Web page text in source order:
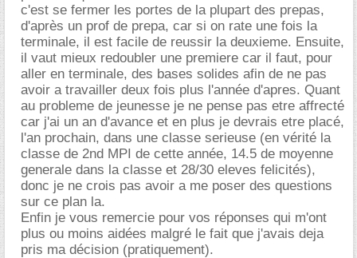
c'est se fermer les portes de la plupart des prepas,
d'après un prof de prepa, car si on rate une fois la
terminale, il est facile de reussir la deuxieme. Ensuite,
il vaut mieux redoubler une premiere car il faut, pour
aller en terminale, des bases solides afin de ne pas
avoir a travailler deux fois plus l'année d'apres. Quant
au probleme de jeunesse je ne pense pas etre affrecté
car j'ai un an d'avance et en plus je devrais etre placé,
l'an prochain, dans une classe serieuse (en vérité la
classe de 2nd MPI de cette année, 14.5 de moyenne
generale dans la classe et 28/30 eleves felicités),
donc je ne crois pas avoir a me poser des questions
sur ce plan la.
Enfin je vous remercie pour vos réponses qui m'ont
plus ou moins aidées malgré le fait que j'avais deja
pris ma décision (pratiquement).